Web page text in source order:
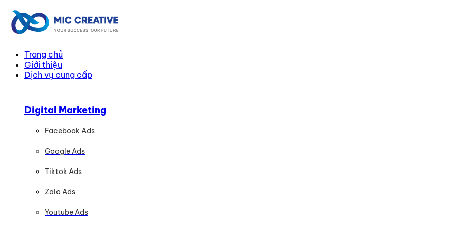
Trang chủ
Giới thiệu
Dịch vụ cung cấp
Digital Marketing
Facebook Ads
Google Ads
Tiktok Ads
Zalo Ads
Youtube Ads